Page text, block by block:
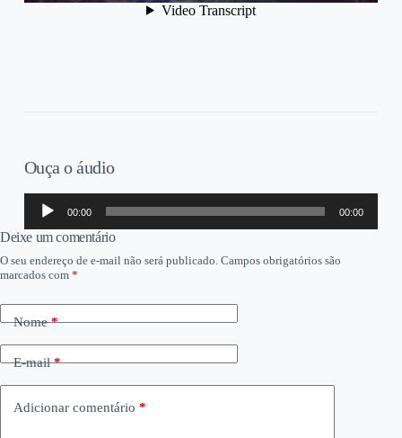
Ouça o áudio
Tocador
áudio
00:00 00:00
Deixe um comentário
O seu endereço de e-mail não será publicado. Campos obrigatórios são
marcados com *
Nome*
E-mail*
Adicionar comentário *